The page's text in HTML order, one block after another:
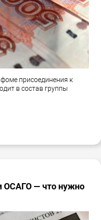
присоединения к
в состав группы
ОСАГО — что нужно